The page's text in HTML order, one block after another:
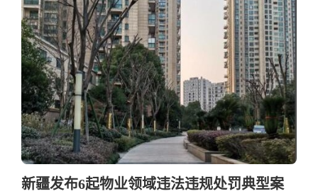
新疆发布6起物业领域违法违规处罚典型案